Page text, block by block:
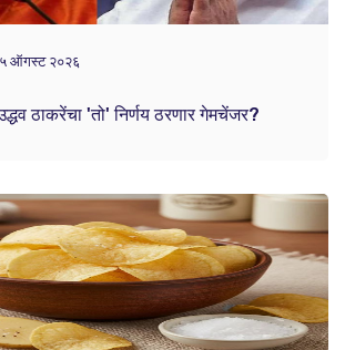
५ ऑगस्ट २०२६
ठाकरेंचा 'तो' निर्णय ठरणार गेमचेंजर?